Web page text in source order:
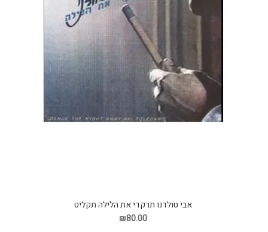
אבי טולדנו תרקדי את הלילה תקליט
₪80.00